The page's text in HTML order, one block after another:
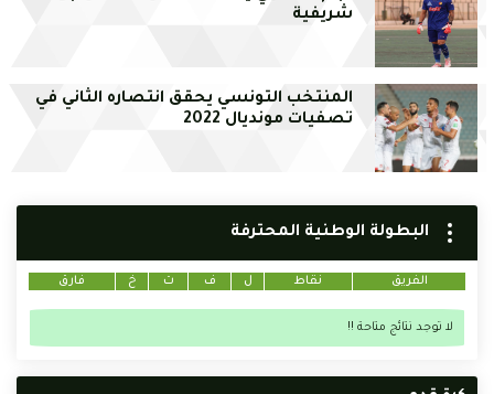
شريفية
المنتخب التونسي يحقق انتصاره الثاني في
تصفيات مونديال 2022
البطولة الوطنية المحترفة
الفريق نقاط ل ف ت خ فارق
لا توجد نتائج متاحة !!